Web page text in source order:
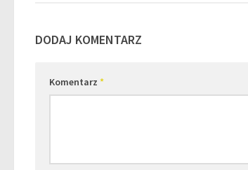
DODAJ KOMENTARZ
Komentarz *